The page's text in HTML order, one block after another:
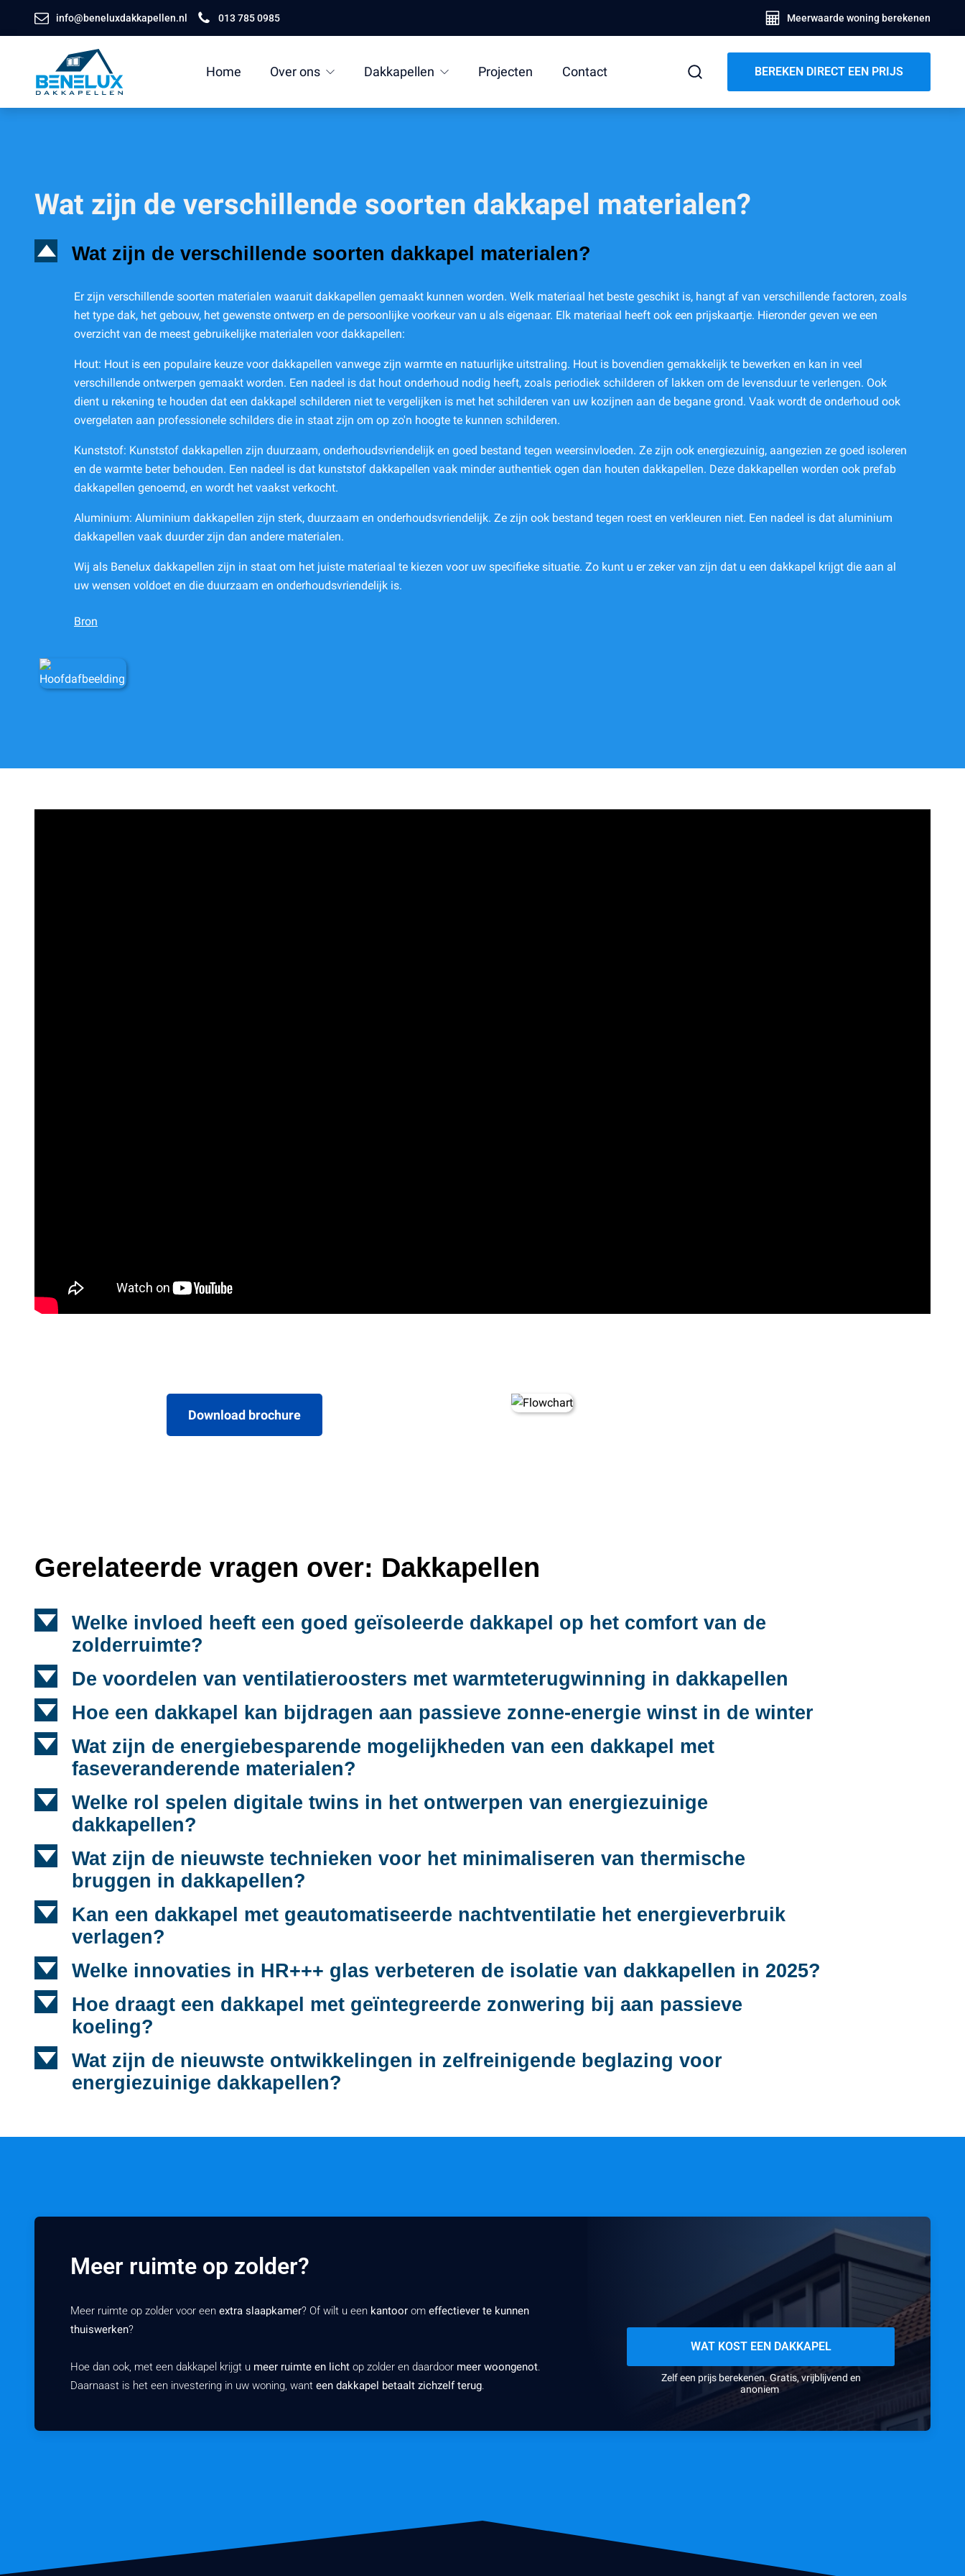
info@beneluxdakkapellen.nl 013 785 0985 Meerwaarde woning berekenen
Home Over ons Dakkapellen Projecten Contact BEREKEN DIRECT EEN PRIJS
Wat zijn de verschillende soorten dakkapel materialen?
D Wat zijn de verschillende soorten dakkapel materialen?
Er zijn verschillende soorten materialen waaruit dakkapellen gemaakt kunnen worden. Welk materiaal het beste geschikt is, hangt af van verschillende factoren, zoals
het type dak, het gebouw, het gewenste ontwerp en de persoonlijke voorkeur van u als eigenaar. Elk materiaal heeft ook een prijskaartje. Hieronder geven we een
overzicht van de meest gebruikelijke materialen voor dakkapellen:
Hout: Hout is een populaire keuze voor dakkapellen vanwege zijn warmte en natuurlijke uitstraling. Hout is bovendien gemakkelijk te bewerken en kan in veel
verschillende ontwerpen gemaakt worden. Een nadeel is dat hout onderhoud nodig heeft, zoals periodiek schilderen of lakken om de levensduur te verlengen. Ook
dient u rekening te houden dat een dakkapel schilderen niet te vergelijken is met het schilderen van uw kozijnen aan de begane grond. Vaak wordt de onderhoud ook
overgelaten aan professionele schilders die in staat zijn om op zo'n hoogte te kunnen schilderen.
Kunststof: Kunststof dakkapellen zijn duurzaam, onderhoudsvriendelijk en goed bestand tegen weersinvloeden. Ze zijn ook energiezuinig, aangezien ze goed isoleren
en de warmte beter behouden. Een nadeel is dat kunststof dakkapellen vaak minder authentiek ogen dan houten dakkapellen. Deze dakkapellen worden ook prefab
dakkapellen genoemd, en wordt het vaakst verkocht.
Aluminium: Aluminium dakkapellen zijn sterk, duurzaam en onderhoudsvriendelijk. Ze zijn ook bestand tegen roest en verkleuren niet. Een nadeel is dat aluminium
dakkapellen vaak duurder zijn dan andere materialen.
Wij als Benelux dakkapellen zijn in staat om het juiste materiaal te kiezen voor uw specifieke situatie. Zo kunt u er zeker van zijn dat u een dakkapel krijgt die aan al
uw wensen voldoet en die duurzaam en onderhoudsvriendelijk is.
Bron
Download brochure
Gerelateerde vragen over: Dakkapellen
d
Welke invloed heeft een goed geïsoleerde dakkapel op het comfort van de
zolderruimte?
d De voordelen van ventilatieroosters met warmteterugwinning in dakkapellen
d Hoe een dakkapel kan bijdragen aan passieve zonne-energie winst in de winter
d
Wat zijn de energiebesparende mogelijkheden van een dakkapel met
faseveranderende materialen?
d
Welke rol spelen digitale twins in het ontwerpen van energiezuinige
dakkapellen?
d
Wat zijn de nieuwste technieken voor het minimaliseren van thermische
bruggen in dakkapellen?
d
Kan een dakkapel met geautomatiseerde nachtventilatie het energieverbruik
verlagen?
d Welke innovaties in HR+++ glas verbeteren de isolatie van dakkapellen in 2025?
d
Hoe draagt een dakkapel met geïntegreerde zonwering bij aan passieve
koeling?
d
Wat zijn de nieuwste ontwikkelingen in zelfreinigende beglazing voor
energiezuinige dakkapellen?
Meer ruimte op zolder?
Meer ruimte op zolder voor een extra slaapkamer? Of wilt u een kantoor om effectiever te kunnen
thuiswerken?
Hoe dan ook, met een dakkapel krijgt u meer ruimte en licht op zolder en daardoor meer woongenot.
Daarnaast is het een investering in uw woning, want een dakkapel betaalt zichzelf terug.
WAT KOST EEN DAKKAPEL
Zelf een prijs berekenen. Gratis, vrijblijvend en
anoniem